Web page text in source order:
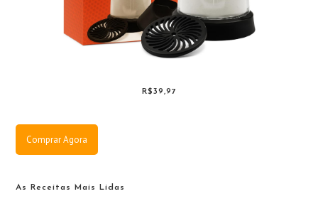
R$39,97
Comprar Agora
As Receitas Mais Lidas